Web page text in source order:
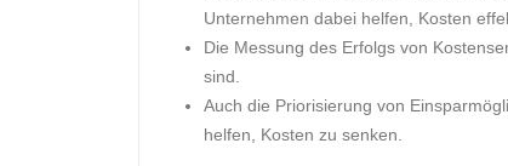
Unternehmen dabei helfen, Kosten
Die Messung des Erfolgs von
sind.
Auch die Priorisierung von
helfen, Kosten zu senken.